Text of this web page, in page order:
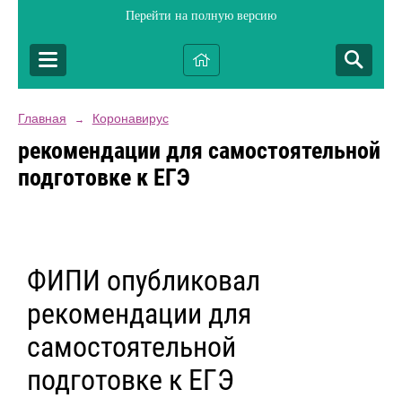
Перейти на полную версию
Главная → Коронавирус
рекомендации для самостоятельной
подготовке к ЕГЭ
ФИПИ опубликовал
рекомендации для
самостоятельной
подготовке к ЕГЭ